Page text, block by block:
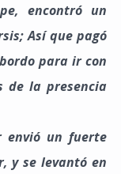
encontró un
Así que pagó
para ir con
de la presencia
y se levantó en